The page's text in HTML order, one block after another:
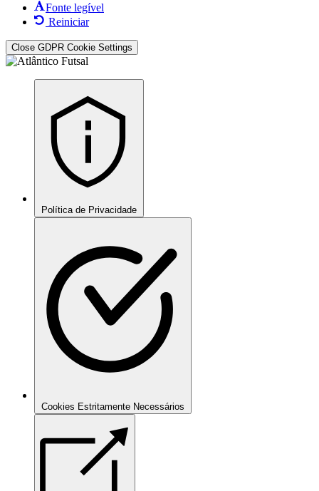
Fonte legível
Reiniciar
Close GDPR Cookie Settings
Política de Privacidade
Cookies Estritamente Necessários